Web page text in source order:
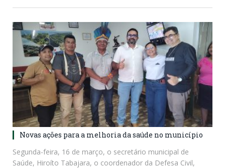
Novas ações para a melhoria da saúde no município
Segunda-feira, 16 de março, o secretário municipal de
Saúde, Hiroíto Tabajara, o coordenador da Defesa Civil,